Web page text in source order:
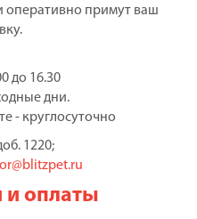
оперативно примут ваш
до 16.30
дни.
- круглосуточно
1220;
и оплаты